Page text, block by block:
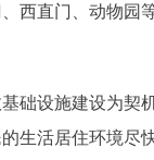
直门、动物园等
设施建设为契机
生活居住环境尽